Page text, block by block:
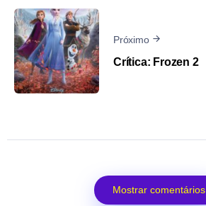
Próximo
Crítica: Frozen 2
Mostrar comentários